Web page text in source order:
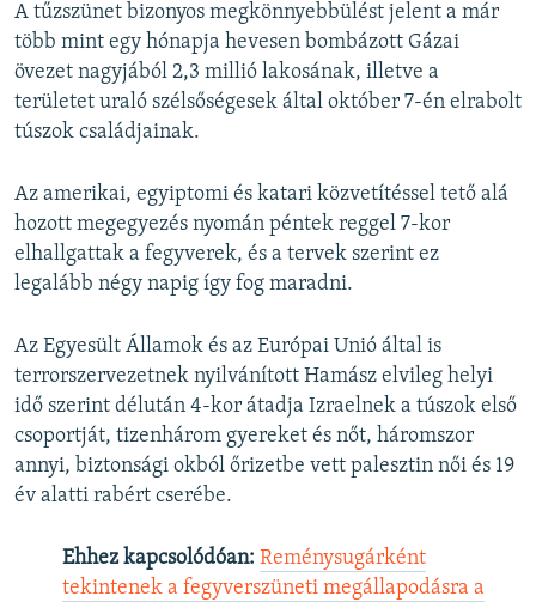
A tűzszünet bizonyos megkönnyebbülést jelent a már
több mint egy hónapja hevesen bombázott Gázai
övezet nagyjából 2,3 millió lakosának, illetve a
területet uraló szélsőségesek által október 7-én elrabolt
túszok családjainak.
Az amerikai, egyiptomi és katari közvetítéssel tető alá
hozott megegyezés nyomán péntek reggel 7-kor
elhallgattak a fegyverek, és a tervek szerint ez
legalább négy napig így fog maradni.
Az Egyesült Államok és az Európai Unió által is
terrorszervezetnek nyilvánított Hamász elvileg helyi
idő szerint délután 4-kor átadja Izraelnek a túszok első
csoportját, tizenhárom gyereket és nőt, háromszor
annyi, biztonsági okból őrizetbe vett palesztin női és 19
év alatti rabért cserébe.
Ehhez kapcsolódóan: Reménysugárként
tekintenek a fegyverszüneti megállapodásra a